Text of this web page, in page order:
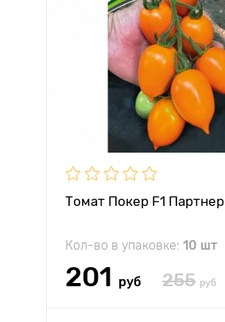
Томат Покер F1 Партнер
Кол-во в упаковке: 10 шт
201 руб 255 руб